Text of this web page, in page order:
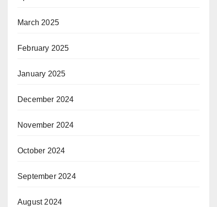
March 2025
February 2025
January 2025
December 2024
November 2024
October 2024
September 2024
August 2024